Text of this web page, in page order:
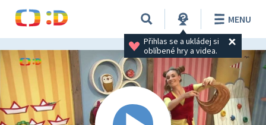
Přihlas se a ukládej si
oblíbené hry a videa.
MENU